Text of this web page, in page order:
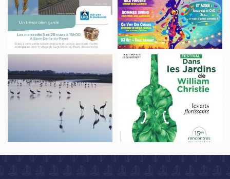
trésor
bien
gardé
nature,
À
Grue
Festival
Jardins
William